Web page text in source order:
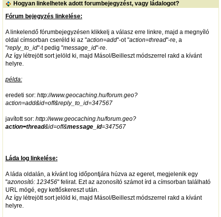
Hogyan linkelhetek adott forumbejegyzést, vagy ládalogot?
Fórum bejegyzés linkelése:
A linkelendő fórumbejegyzésen klikkelj a válasz erre linkre, majd a megnyíló
oldal címsorban cseréld ki az "action=add"-ot "action=thread"-re, a
"reply_to_id"-t pedig "message_id"-re.
Az így létrejött sort jelöld ki, majd Másol/Beilleszt módszerrel rakd a kívánt
helyre.
példa:
eredeti sor: http://www.geocaching.hu/forum.geo?
action=add&id=off&reply_to_id=347567
javított sor: http://www.geocaching.hu/forum.geo?
action=thread&id=off&message_id=347567
Láda log linkelése:
A láda oldalán, a kívánt log időpontjára húzva az egeret, megjelenik egy
"azonosító: 123456" felirat. Ezt az azonosító számot írd a címsorban található
URL mögé, egy kettőskereszt után.
Az így létrejött sort jelöld ki, majd Másol/Beilleszt módszerrel rakd a kívánt
helyre.